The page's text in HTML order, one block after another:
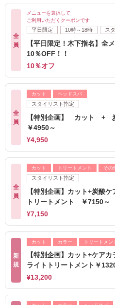
全
員
メニューを選択して
ご利用いただくクーポンです
平日限定 10時～18時 ス
【平日限定！木下指名】全
10％OFF！！
10％オフ
全
員
カット ヘッドスパ
スタイリスト指定
【特別企画】 カット
￥4950～
¥4,950
全
員
カット トリートメント その
スタイリスト指定
【特別企画】カット+炭酸
トリートメント ￥7150～
¥7,150
新
規
カット カラー トリートメン
【特別企画】カット+ケア
ライトトリートメント￥
¥13,200